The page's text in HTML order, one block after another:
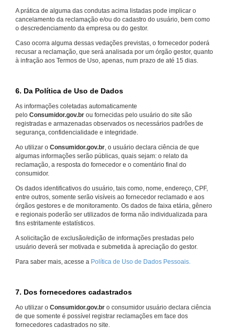
A prática de alguma das condutas acima listadas pode implicar o
cancelamento da reclamação e/ou do cadastro do usuário, bem como
o descredenciamento da empresa ou do gestor.
Caso ocorra alguma dessas vedações previstas, o fornecedor poderá
recusar a reclamação, que será analisada por um órgão gestor, quanto
à infração aos Termos de Uso, apenas, num prazo de até 15 dias.
6. Da Política de Uso de Dados
As informações coletadas automaticamente
pelo Consumidor.gov.br ou fornecidas pelo usuário do site são
registradas e armazenadas observados os necessários padrões de
segurança, confidencialidade e integridade.
Ao utilizar o Consumidor.gov.br , o usuário declara ciência de que
algumas informações serão públicas, quais sejam: o relato da
reclamação, a resposta do fornecedor e o comentário final do
consumidor.
Os dados identificativos do usuário, tais como, nome, endereço, CPF,
entre outros, somente serão visíveis ao fornecedor reclamado e aos
órgãos gestores e de monitoramento. Os dados de faixa etária, gênero
e regionais poderão ser utilizados de forma não individualizada para
fins estritamente estatísticos.
A solicitação de exclusão/edição de informações prestadas pelo
usuário deverá ser motivada e submetida à apreciação do gestor.
Para saber mais, acesse a Política de Uso de Dados Pessoais.
7. Dos fornecedores cadastrados
Ao utilizar o Consumidor.gov.br o consumidor usuário declara ciência
de que somente é possível registrar reclamações em face dos
fornecedores cadastrados no site.